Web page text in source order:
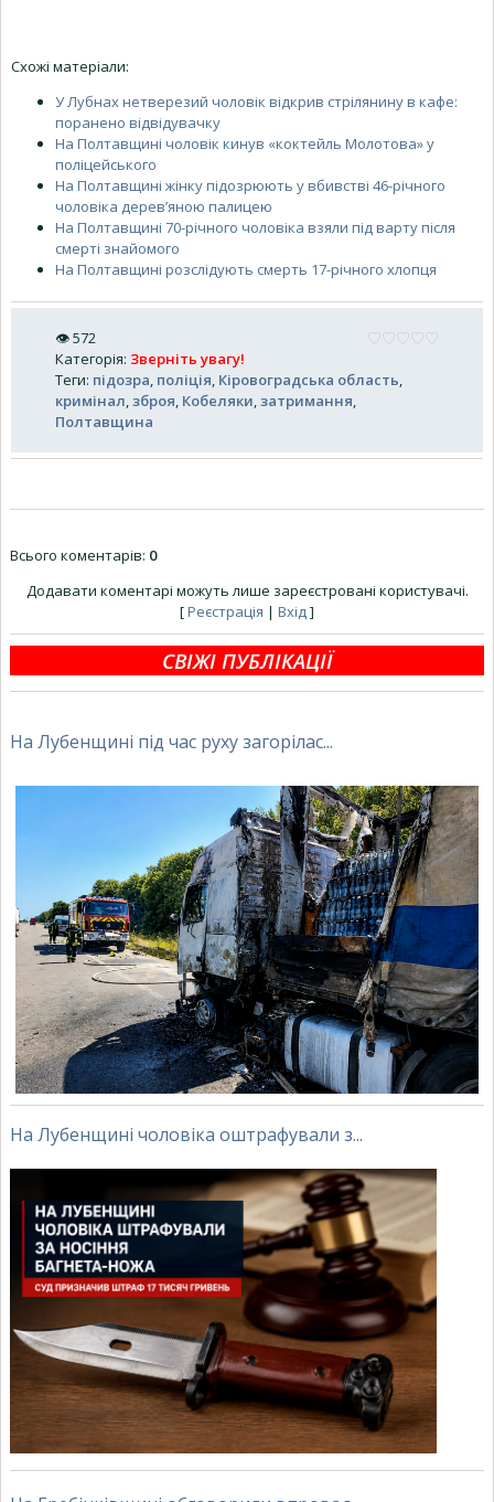
Схожі матеріали:
У Лубнах нетверезий чоловік відкрив стрілянину в кафе:
поранено відвідувачку
На Полтавщині чоловік кинув «коктейль Молотова» у
поліцейського
На Полтавщині жінку підозрюють у вбивстві 46-річного
чоловіка дерев’яною палицею
На Полтавщині 70-річного чоловіка взяли під варту після
смерті знайомого
На Полтавщині розслідують смерть 17-річного хлопця
👁572
Категорія: Зверніть увагу!
Теги: підозра поліція Кіровоградська область
кримінал зброя Кобеляки затримання
Полтавщина
Всього коментарів: 0
Додавати коментарі можуть лише зареєстровані користувачі.
[Реєстрація | Вхід ]
СВІЖІ ПУБЛІКАЦІЇ
На Лубенщині під час руху загорілас...
На Лубенщині чоловіка оштрафували з...